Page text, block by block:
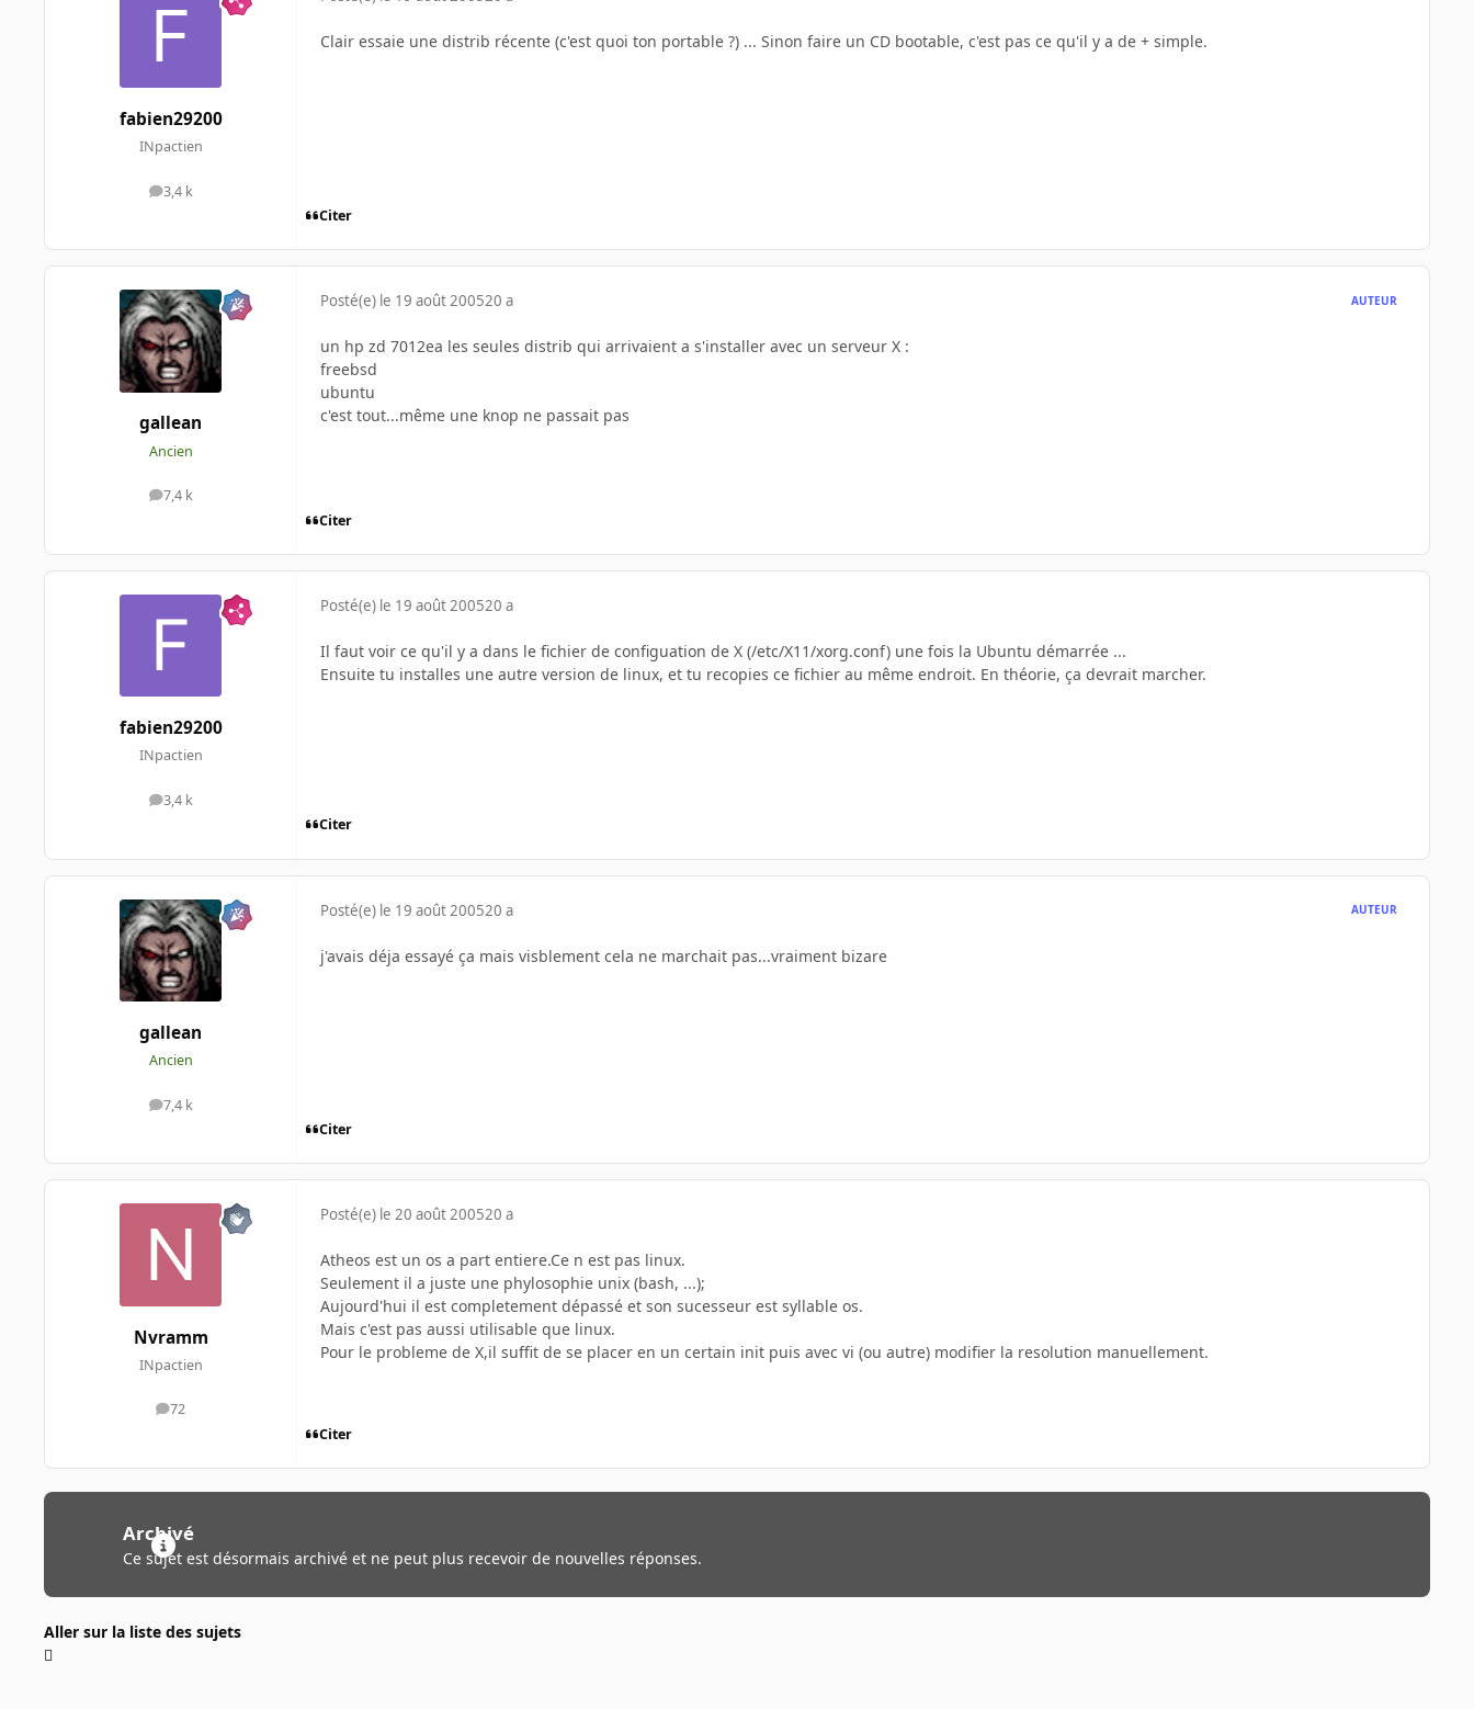
fabien29200
INpactien
3,4 k
messages
Clair essaie une distrib récente (c'est quoi ton portable ?) ... Sinon faire un CD bootable, c'est pas ce qu'il y a de + simple.
Citer
gallean
Ancien
7,4 k
messages
Posté(e) le 19 août 200520 a AUTEUR
un hp zd 7012ea les seules distrib qui arrivaient a s'installer avec un serveur X :
freebsd
ubuntu
c'est tout...même une knop ne passait pas
Citer
fabien29200
INpactien
3,4 k
messages
Posté(e) le 19 août 200520 a
Il faut voir ce qu'il y a dans le fichier de configuation de X (/etc/X11/xorg.conf) une fois la Ubuntu démarrée ...
Ensuite tu installes une autre version de linux, et tu recopies ce fichier au même endroit. En théorie, ça devrait marcher.
Citer
gallean
Ancien
7,4 k
messages
Posté(e) le 19 août 200520 a AUTEUR
j'avais déja essayé ça mais visblement cela ne marchait pas...vraiment bizare
Citer
Nvramm
INpactien
72
messages
Posté(e) le 20 août 200520 a
Atheos est un os a part entiere.Ce n est pas linux.
Seulement il a juste une phylosophie unix (bash, ...);
Aujourd'hui il est completement dépassé et son sucesseur est syllable os.
Mais c'est pas aussi utilisable que linux.
Pour le probleme de X,il suffit de se placer en un certain init puis avec vi (ou autre) modifier la resolution manuellement.
Citer
Archivé
Ce sujet est désormais archivé et ne peut plus recevoir de nouvelles réponses.
Aller sur la liste des sujets